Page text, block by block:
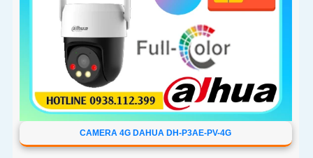
CAMERA 4G DAHUA DH-P3AE-PV-4G